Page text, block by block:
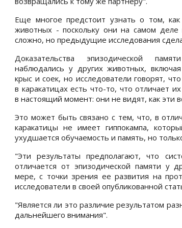
Еще многое предстоит узнать о том,
животных - поскольку они на самом
сложно, но предыдущие исследования
Доказательства эпизодической памяти
наблюдались у других животных, включая
крыс и соек, но исследователи говорят, что
в каракатицах есть что-то, что отличает их
в настоящий момент: они не видят, как эти
Это может быть связано с тем, что, в
каракатицы не имеет гиппокампа,
ухудшается обучаемость и память, но
"Эти результаты предполагают, что
отличается от эпизодической памяти у
мере, с точки зрения ее развития на
исследователи в своей опубликованной
"Является ли это различие результатом
дальнейшего внимания".